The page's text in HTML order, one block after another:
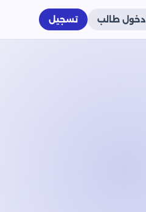
دخول طالب تسجيل